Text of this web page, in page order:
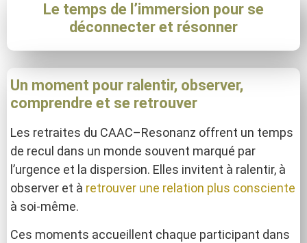
Le temps de l’immersion pour se
déconnecter et résonner
Un moment pour ralentir, observer,
comprendre et se retrouver
Les retraites du CAAC–Resonanz offrent un temps
de recul dans un monde souvent marqué par
l’urgence et la dispersion. Elles invitent à ralentir, à
observer et à retrouver une relation plus consciente
à soi-même.
Ces moments accueillent chaque participant dans